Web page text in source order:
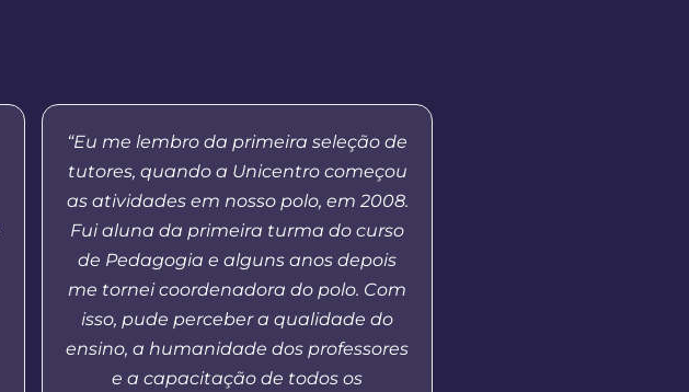
“Eu me lembro da primeira seleção de
tutores, quando a Unicentro começou
as atividades em nosso polo, em 2008.
Fui aluna da primeira turma do curso
de Pedagogia e alguns anos depois
me tornei coordenadora do polo. Com
isso, pude perceber a qualidade do
ensino, a humanidade dos professores
e a capacitação de todos os